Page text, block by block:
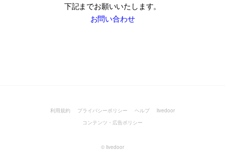
下記までお願いいたします。
お問い合わせ
利用規約 プライバシーポリシー ヘルプ
livedoor
コンテンツ・広告ポリシー
© livedoor